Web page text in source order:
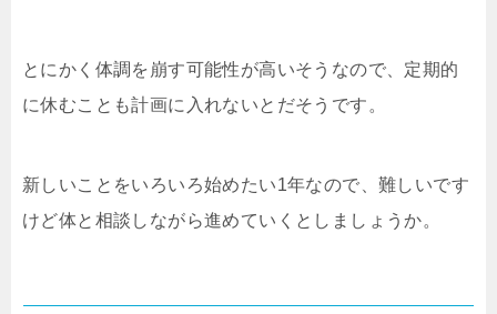
とにかく体調を崩す可能性が高いそうなので、定期的
に休むことも計画に入れないとだそうです。
新しいことをいろいろ始めたい1年なので、難しいです
けど体と相談しながら進めていくとしましょうか。